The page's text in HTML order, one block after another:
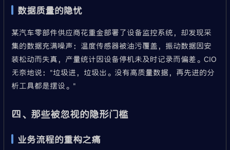
数据质量的隐忧
某汽车零部件供应商花重金部署了设备监控系统，却发现采
集的数据充满噪声：温度传感器被油污覆盖，振动数据因安
装松动而失真，产量统计因设备停机未及时记录而偏差。CIO
无奈地说："垃圾进，垃圾出。没有高质量数据，再先进的分
析工具都是摆设。"
四、那些被忽视的隐形门槛
业务流程的重构之痛